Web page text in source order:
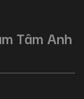
Tâm Anh